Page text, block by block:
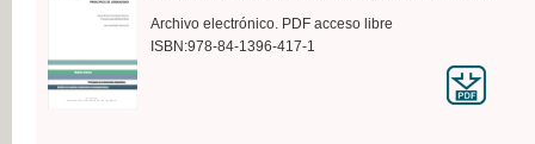
Archivo electrónico. PDF acceso libre
ISBN:978-84-1396-417-1